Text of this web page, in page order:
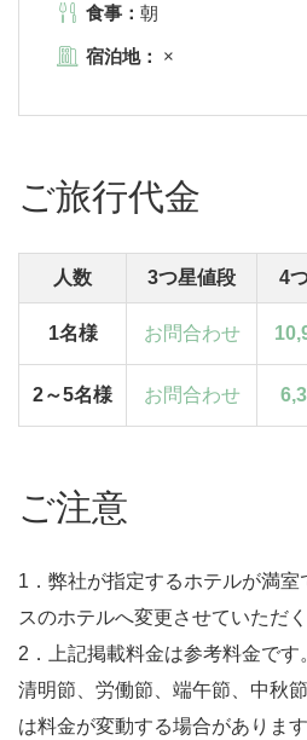
食事： 朝
宿泊地： ×
ご旅行代金
人数 3つ星値段 4
1名様 お問合わせ
2～5名様 お問合わせ
ご注意
1．弊社が指定するホテルが満
スのホテルへ変更させていただ
2．上記掲載料金は参考料金です
清明節、労働節、端午節、中秋
は料金が変動する場合がありま